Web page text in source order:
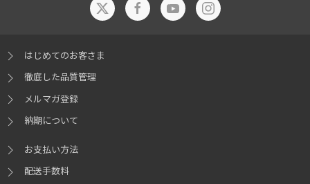
はじめてのお客さま
徹底した品質管理
メルマガ登録
納期について
お支払い方法
配送手数料